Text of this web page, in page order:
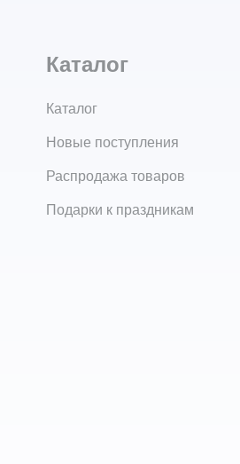
Каталог
Каталог
Новые поступления
Распродажа товаров
Подарки к праздникам